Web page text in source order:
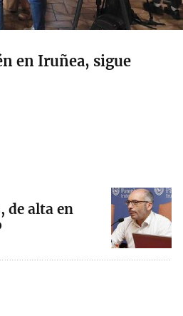
en Iruñea, sigue
de alta en